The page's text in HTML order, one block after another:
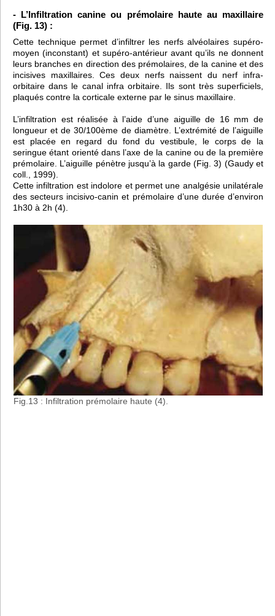
- L’Infiltration canine ou prémolaire haute au maxillaire
(Fig. 13) :
Cette technique permet d’infiltrer les nerfs alvéolaires supéro-
moyen (inconstant) et supéro-antérieur avant qu’ils ne donnent
leurs branches en direction des prémolaires, de la canine et des
incisives maxillaires. Ces deux nerfs naissent du nerf infra-
orbitaire dans le canal infra orbitaire. Ils sont très superficiels,
plaqués contre la corticale externe par le sinus maxillaire.
L’infiltration est réalisée à l’aide d’une aiguille de 16 mm de
longueur et de 30/100ème de diamètre. L’extrémité de l’aiguille
est placée en regard du fond du vestibule, le corps de la
seringue étant orienté dans l’axe de la canine ou de la première
prémolaire. L’aiguille pénètre jusqu’à la garde (Fig. 3) (Gaudy et
coll., 1999).
Cette infiltration est indolore et permet une analgésie unilatérale
des secteurs incisivo-canin et prémolaire d’une durée d’environ
1h30 à 2h (4).
Fig.13 : Infiltration prémolaire haute (4).